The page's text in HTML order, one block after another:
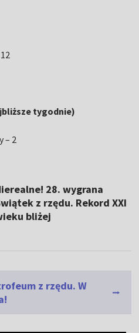
tygodnie)
– 2
28. wygrana
z rzędu. Rekord XXI
bliżej
z rzędu. W